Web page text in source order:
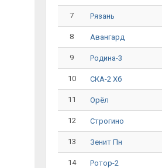
7 Рязань
8 Авангард
9 Родина-3
10 СКА-2 Хб
11 Орёл
12 Строгино
13 Зенит Пн
14 Ротор-2